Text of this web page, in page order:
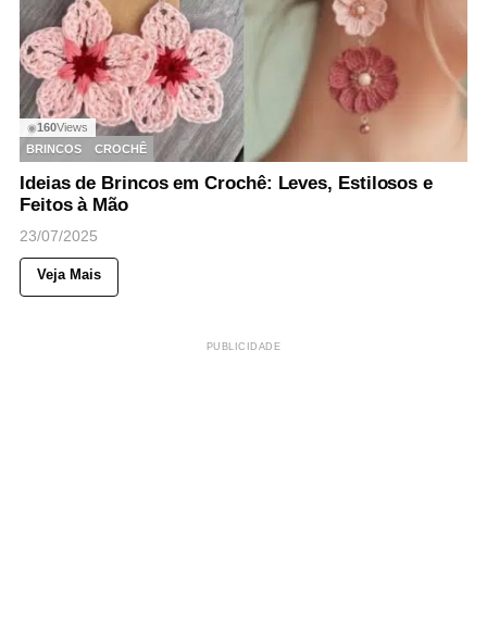
◉160Views
BRINCOS
CROCHÊ
Ideias de Brincos em Crochê: Leves, Estilosos e
Feitos à Mão
23/07/2025
Veja Mais
PUBLICIDADE